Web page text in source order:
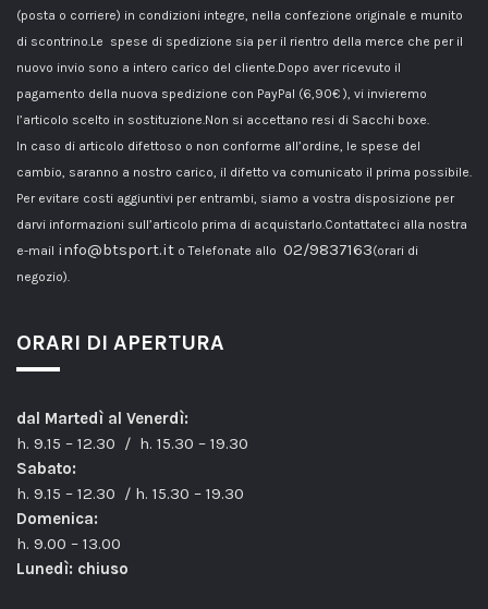
(posta o corriere) in condizioni integre, nella confezione originale e munito
di scontrino.Le spese di spedizione sia per il rientro della merce che per il
nuovo invio sono a intero carico del cliente.Dopo aver ricevuto il
pagamento della nuova spedizione con PayPal (6,90€ ), vi invieremo
l’articolo scelto in sostituzione.Non si accettano resi di Sacchi boxe.
In caso di articolo difettoso o non conforme all’ordine, le spese del
cambio, saranno a nostro carico, il difetto va comunicato il prima possibile.
Per evitare costi aggiuntivi per entrambi, siamo a vostra disposizione per
darvi informazioni sull’articolo prima di acquistarlo.Contattateci alla nostra
e-mail info@btsport.it o Telefonate allo 02/9837163(orari di
negozio).
ORARI DI APERTURA
dal Martedì al Venerdì:
h. 9.15 – 12.30 / h. 15.30 – 19.30
Sabato:
h. 9.15 – 12.30 / h. 15.30 – 19.30
Domenica:
h. 9.00 – 13.00
Lunedì: chiuso